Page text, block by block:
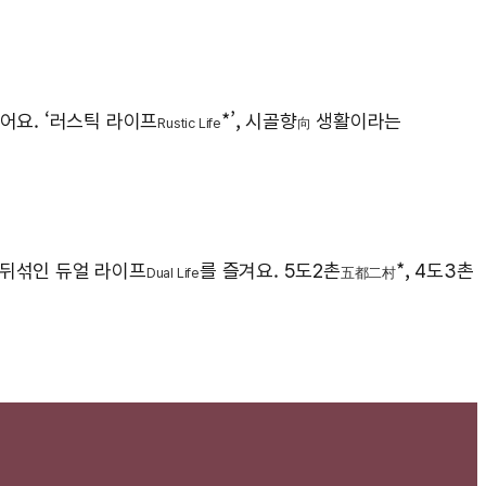
요. ‘러스틱 라이프Rustic Life*’, 시골향向 생활이라는
섞인 듀얼 라이프Dual Life를 즐겨요. 5도2촌五都二村*, 4도3촌